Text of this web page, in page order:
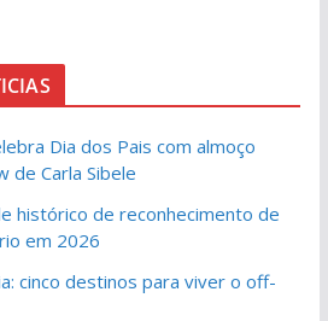
Dia dos Pais com almoço
de Carla Sibele
histórico de reconhecimento de
em 2026
cinco destinos para viver o off-